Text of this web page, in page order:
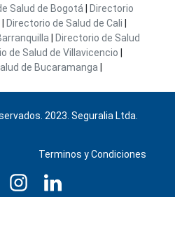
Salud de Bogotá
Directorio
Directorio de Salud de Cali
Directorio de Salud
de Salud de Villavicencio
de Bucaramanga
2023. Seguralia Ltda.
Terminos y Condiciones